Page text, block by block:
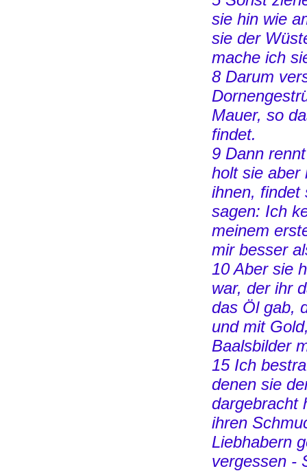
sie hin wie
sie der
mache ich
8 Darum
Mauer, so
findet.
9 Dann
holt sie aber
ihnen, findet
sagen: Ich
meinem
mir besser
10 Aber sie
war, der ihr
das Öl gab,
und mit
Baalsbilder
15 Ich
denen sie
dargebracht
ihren
Liebhabern
vergessen -